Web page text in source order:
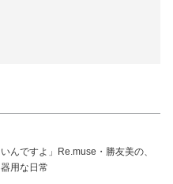
んですよ」Re.muse・勝友美の、
用な日常